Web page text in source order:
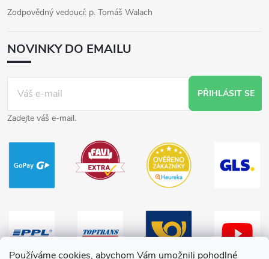
Používáme cookies, abychom Vám umožnili pohodlné
Zodpovědný vedoucí: p. Tomáš Walach
NOVINKY DO EMAILU
PŘIHLÁSIT SE
Zadejte váš e-mail.